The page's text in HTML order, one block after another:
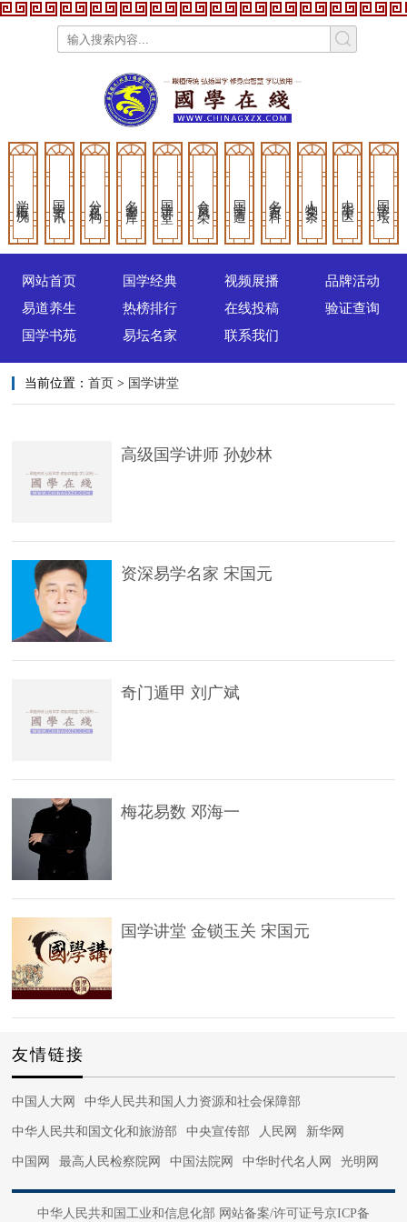
学院概况 国学资讯 分支机构 国学讲堂 国学商道 中华中医 国学论坛
网站首页 国学经典 视频展播
品牌活动
易道养生
热榜排行 在线投稿
验证查询
国学书苑
易坛名家 联系我们
当前位置：首页 > 国学讲堂
高级国学讲师 孙妙林
资深易学名家 宋国元
奇门遁甲 刘广斌
梅花易数 邓海一
国学讲堂 金锁玉关 宋国元
友情链接
中国人大网 中华人民共和国人力资源和社会保障部
中华人民共和国文化和旅游部 中央宣传部 人民网 新华网
中国网 最高人民检察院网 中国法院网 中华时代名人网 光明网
中国军网 中国日报网 法治网 正义网 光明网 国际在线
中华人民共和国工业和信息化部 网站备案/许可证号京ICP备